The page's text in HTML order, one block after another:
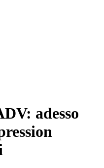
adesso